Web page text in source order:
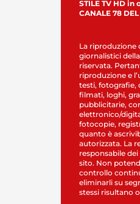
STILE TV HD in
CANALE 78 DEL
La riproduzione
giornalistici
riservata.
riproduzione e
testi, fotografie,
filmati, loghi,
pubblicitarie,
elettronico/
fotocopie,
quanto è
autorizzata. La
responsabile
sito. Non
controllo
eliminarli su
stessi risultano